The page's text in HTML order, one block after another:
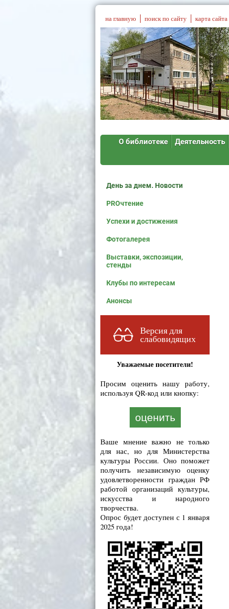
на главную поиск по сайту карта сайта
О библиотеке Деятельность
День за днем. Новости
PROчтение
Успехи и достижения
Фотогалерея
Выставки, экспозиции,
стенды
Клубы по интересам
Анонсы
Версия для
слабовидящих
Уважаемые посетители!
Просим оценить нашу работу,
используя QR-код или кнопку:
оценить
Ваше мнение важно не только
для нас, но для Министерства
культуры России. Оно поможет
получить независимую оценку
удовлетворенности граждан РФ
работой организаций культуры,
искусства и народного
творчества.
Опрос будет доступен с 1 января
2025 года!